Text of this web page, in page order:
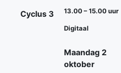
Cyclus 3 13.00 – 15.00 uur
Digitaal
Maandag 2
oktober